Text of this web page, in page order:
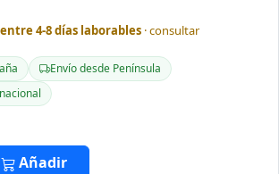
entre 4-8 días laborables · consultar
Envío desde Península
Añadir